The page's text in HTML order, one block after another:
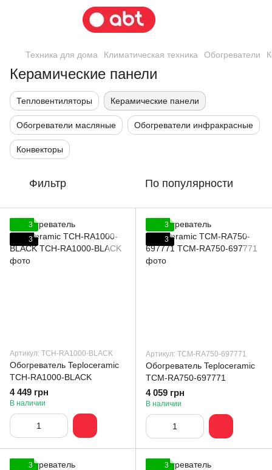
Техника для дома Климатическая техника Обогреватели
Керамические панели
Тепловентиляторы Керамические панели
Обогреватели масляные Обогреватели инфракрасные
Конвекторы
Фильтр По популярности
3
3
Артикул: TCH-RA1000-BLACK
Обогреватель Teploceramic
TCH-RA1000-BLACK
4 449 грн
В наличии
3
3
Артикул: TCM-RA750-697771
Обогреватель Teploceramic
TCM-RA750-697771
4 059 грн
В наличии
3
3